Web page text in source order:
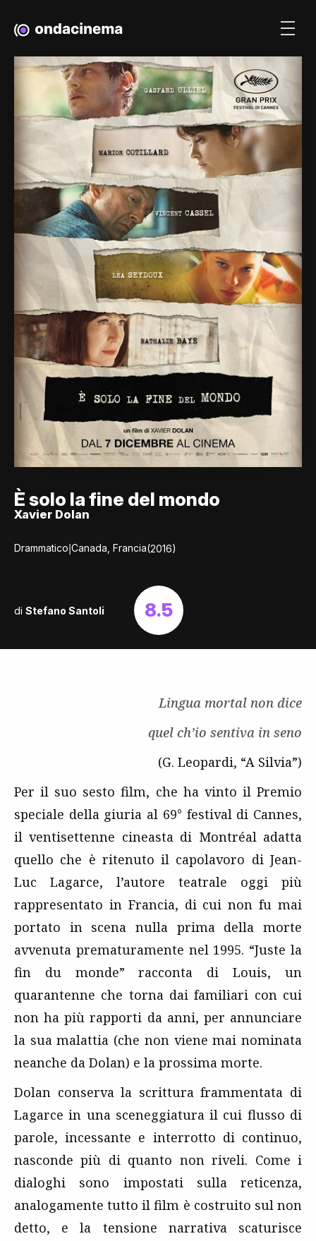
È solo la fine del mondo
Xavier Dolan
Drammatico|Canada, Francia(2016)
di Stefano Santoli 8.5
Lingua mortal non dice
quel ch’io sentiva in seno
(G. Leopardi, “A Silvia”)
Per il suo sesto film, che ha vinto il Premio
speciale della giuria al 69° festival di Cannes,
il ventisettenne cineasta di Montréal adatta
quello che è ritenuto il capolavoro di Jean-
Luc Lagarce, l’autore teatrale oggi più
rappresentato in Francia, di cui non fu mai
portato in scena nulla prima della morte
avvenuta prematuramente nel 1995. “Juste la
fin du monde” racconta di Louis, un
quarantenne che torna dai familiari con cui
non ha più rapporti da anni, per annunciare
la sua malattia (che non viene mai nominata
neanche da Dolan) e la prossima morte.
Dolan conserva la scrittura frammentata di
Lagarce in una sceneggiatura il cui flusso di
parole, incessante e interrotto di continuo,
nasconde più di quanto non riveli. Come i
dialoghi sono impostati sulla reticenza,
analogamente tutto il film è costruito sul non
detto, e la tensione narrativa scaturisce